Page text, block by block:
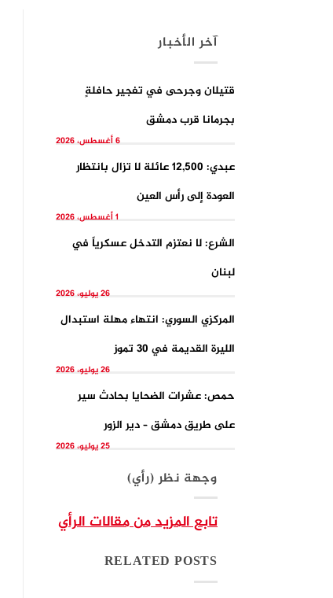
آخر الأخبار
قتيلان وجرحى في تفجيرِ حافلةٍ
بجرمانا قرب دمشق
6 أغسطس، 2026
عبدي: 12,500 عائلة لا تزال بانتظار
العودة إلى رأس العين
1 أغسطس، 2026
الشرع: لا نعتزم التدخل عسكرياً في
لبنان
26 يوليو، 2026
المركزي السوري: انتهاء مهلة استبدال
الليرة القديمة في 30 تموز
26 يوليو، 2026
حمص: عشرات الضحايا بحادث سير
على طريق دمشق – دير الزور
25 يوليو، 2026
وجهة نظر (رأي)
تابع المزيد من مقالات الرأي
RELATED POSTS